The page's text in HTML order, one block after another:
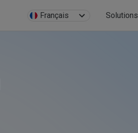
Français Solutions